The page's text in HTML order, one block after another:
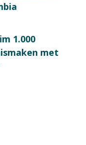
1.000
met